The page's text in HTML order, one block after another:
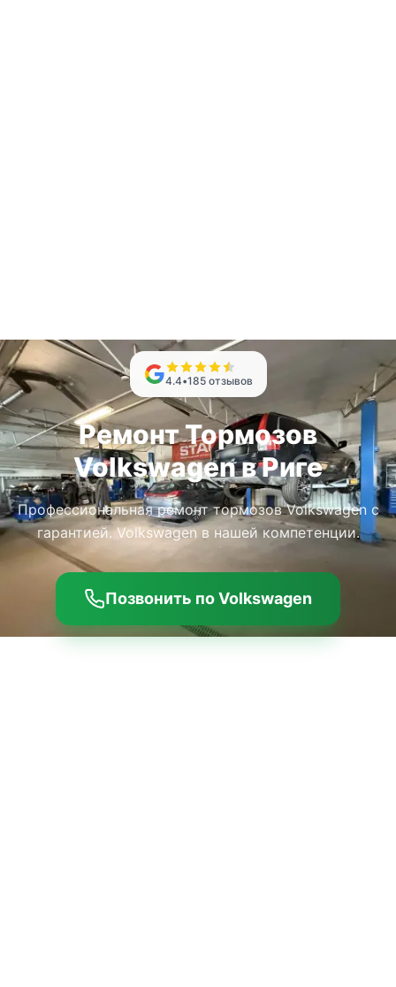
4.4•185 отзывов
Ремонт Тормозов
Volkswagen в Риге
Профессиональная ремонт тормозов Volkswagen с
гарантией. Volkswagen в нашей компетенции.
Позвонить по Volkswagen